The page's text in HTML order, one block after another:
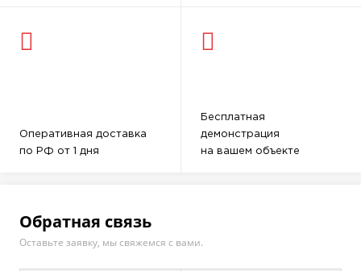
Оперативная доставка
по РФ от 1 дня
Бесплатная
демонстрация
на вашем объекте
Обратная связь
Оставьте заявку, мы свяжемся с вами.